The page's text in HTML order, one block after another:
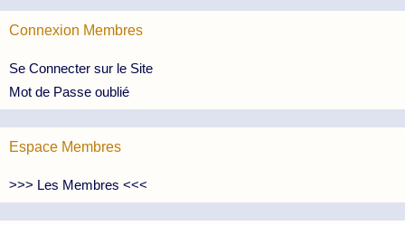
Connexion Membres
Se Connecter sur le Site
Mot de Passe oublié
Espace Membres
>>> Les Membres <<<